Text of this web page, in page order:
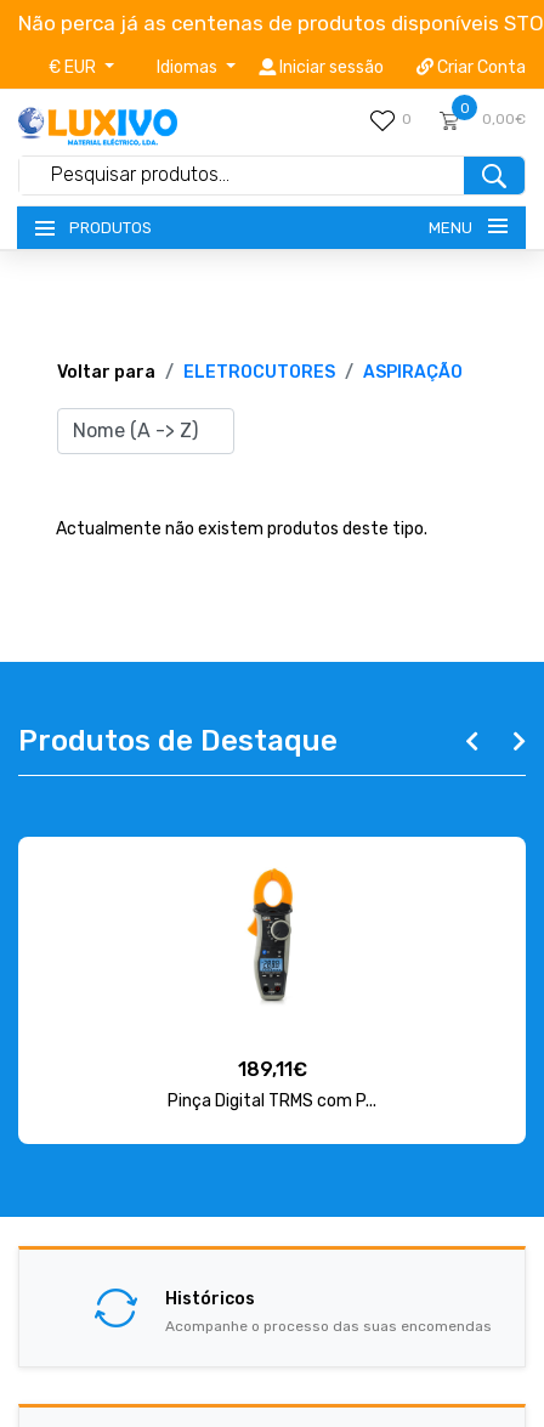
Não perca já as centenas de produtos disponíveis
€ EUR Idiomas Iniciar sessão Criar Conta
0
0
0,00€
PRODUTOS MENU
TERMOS E CONDIÇÕES
CATÁLOGOS
Voltar para ELETROCUTORES ASPIRAÇÃO
Actualmente não existem produtos deste tipo.
Produtos de Destaque
189,11€
Pinça Digital TRMS com P...
Históricos
Acompanhe o processo das suas encomendas